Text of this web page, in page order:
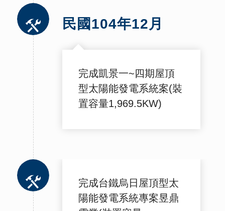
民國104年12月
完成凱景一~四期屋頂
型太陽能發電系統案(裝
置容量1,969.5KW)
完成台鐵烏日屋頂型太
陽能發電系統專案昱鼎